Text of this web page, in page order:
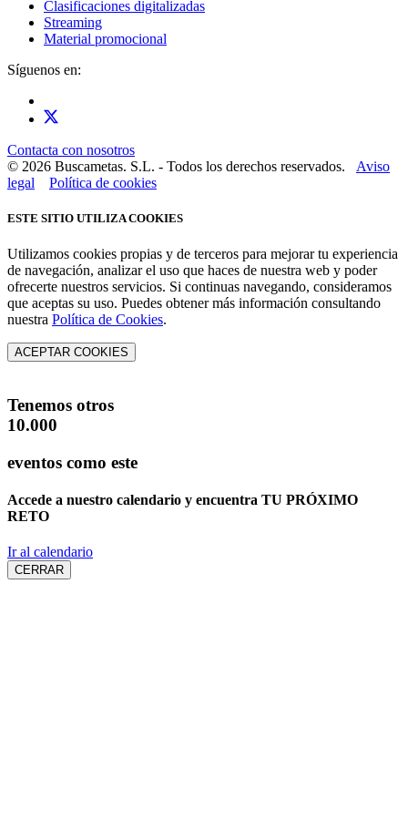
Clasificaciones digitalizadas
Streaming
Material promocional
Síguenos en:
Contacta con nosotros
© 2026 Buscametas. S.L. - Todos los derechos reservados. Aviso
legal
Política de cookies
ESTE SITIO UTILIZA COOKIES
Utilizamos cookies propias y de terceros para mejorar tu experiencia
de navegación, analizar el uso que haces de nuestra web y poder
ofrecerte nuestros servicios. Si continuas navegando, consideramos
que aceptas su uso. Puedes obtener más información consultando
nuestra Política de Cookies.
ACEPTAR COOKIES
Tenemos otros
10.000
eventos como este
Accede a nuestro calendario y encuentra TU PRÓXIMO
RETO
Ir al calendario
CERRAR